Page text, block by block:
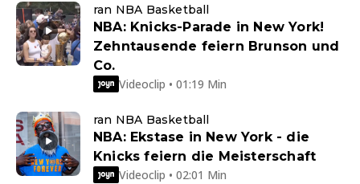
ran NBA Basketball
NBA: Knicks-Parade in New York!
Zehntausende feiern Brunson und
Co.
Videoclip • 01:19 Min
ran NBA Basketball
NBA: Ekstase in New York - die
Knicks feiern die Meisterschaft
Videoclip • 02:01 Min